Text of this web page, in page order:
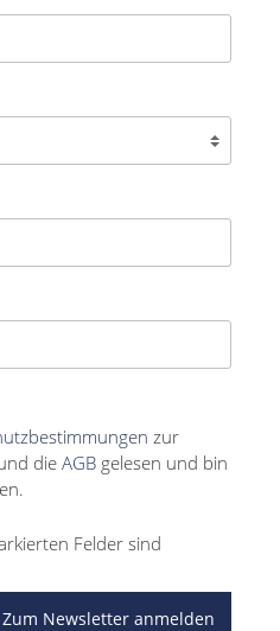
zur
die AGB gelesen und bin
Felder sind
Zum Newsletter anmelden